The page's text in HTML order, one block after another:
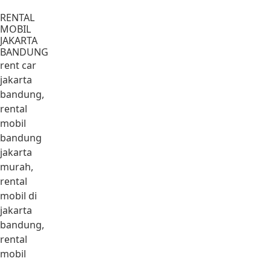
RENTAL
MOBIL
JAKARTA
BANDUNG
rent car
jakarta
bandung,
rental
mobil
bandung
jakarta
murah,
rental
mobil di
jakarta
bandung,
rental
mobil